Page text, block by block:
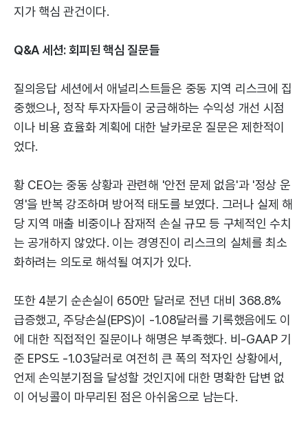
지가 핵심 관건이다.
Q&A 세션: 회피된 핵심 질문들
질의응답 세션에서 애널리스트들은 중동 지역 리스크에 집
중했으나, 정작 투자자들이 궁금해하는 수익성 개선 시점
이나 비용 효율화 계획에 대한 날카로운 질문은 제한적이
었다.
황 CEO는 중동 상황과 관련해 '안전 문제 없음'과 '정상 운
영'을 반복 강조하며 방어적 태도를 보였다. 그러나 실제 해
당 지역 매출 비중이나 잠재적 손실 규모 등 구체적인 수치
는 공개하지 않았다. 이는 경영진이 리스크의 실체를 최소
화하려는 의도로 해석될 여지가 있다.
또한 4분기 순손실이 650만 달러로 전년 대비 368.8%
급증했고, 주당손실(EPS)이 -1.08달러를 기록했음에도 이
에 대한 직접적인 질문이나 해명은 부족했다. 비-GAAP 기
준 EPS도 -1.03달러로 여전히 큰 폭의 적자인 상황에서,
언제 손익분기점을 달성할 것인지에 대한 명확한 답변 없
이 어닝콜이 마무리된 점은 아쉬움으로 남는다.